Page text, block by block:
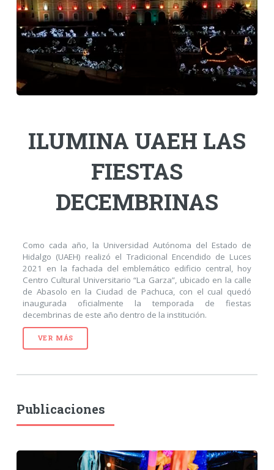
ILUMINA UAEH LAS
FIESTAS
DECEMBRINAS
Como cada año, la Universidad Autónoma del Estado de
Hidalgo (UAEH) realizó el Tradicional Encendido de Luces
2021 en la fachada del emblemático edificio central, hoy
Centro Cultural Universitario “La Garza”, ubicado en la calle
de Abasolo en la Ciudad de Pachuca, con el cual quedó
inaugurada oficialmente la temporada de fiestas
decembrinas de este año dentro de la institución.
VER MÁS
Publicaciones